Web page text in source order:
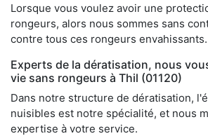
Lorsque vous voulez avoir une
rongeurs, alors nous sommes sans
contre tous ces rongeurs envahissants.
Experts de la dératisation, nous
vie sans rongeurs à Thil (01120)
Dans notre structure de dératisation,
nuisibles est notre spécialité, et nous
expertise à votre service.